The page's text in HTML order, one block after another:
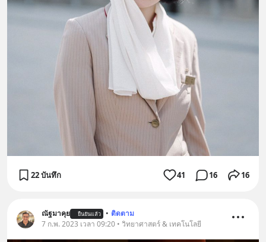
22 บันทึก 41 16 16
ณัฐมาคุย ยืนยันแล้ว • ติดตาม
7 ก.พ. 2023 เวลา 09:20 • วิทยาศาสตร์ & เทคโนโลยี